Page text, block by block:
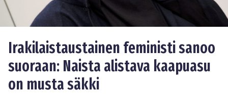
Irakilaistaustainen feministi sanoo
suoraan: Naista alistava kaapuasu
on musta säkki